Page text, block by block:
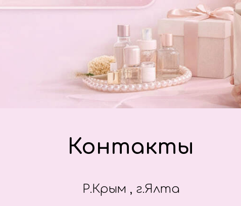
Контакты
Р.Крым , г.Ялта